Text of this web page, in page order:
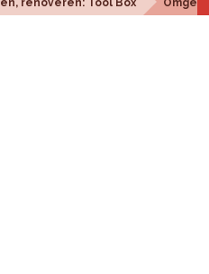
renoveren: Tool Box